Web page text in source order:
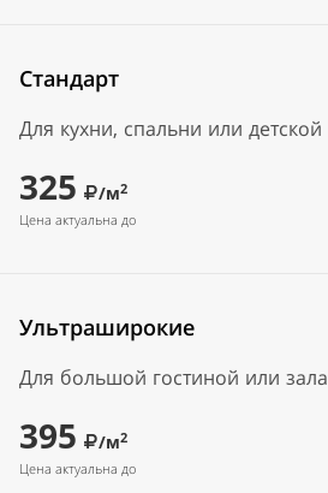
Стандарт
Для кухни, спальни или детской
325 /м2
Цена актуальна до
Ультраширокие
Для большой гостиной или зала
395 /м2
Цена актуальна до